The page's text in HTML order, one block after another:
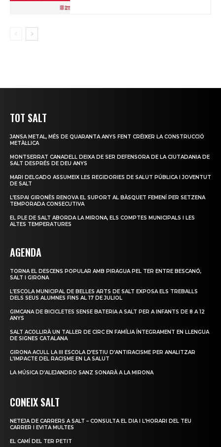
TOT SALT
JANSA METAL, MÉS DE QUARANTA ANYS FENT CRÉIXER LA CONSTRUCCIÓ
METÀL·LICA
MONTSERRAT CANADELL DEIXA DE SER DEFENSORA DE LA CIUTADANIA DE
SALT DESPRÉS DE DEU ANYS
MARI DELGADO ASSUMEIX LES REGIDORIES DE SALUT PÚBLICA I JOVENTUT
DE SALT
L’ESPAI GIRONÈS RENOVA EL SUPORT AL BÀSQUET FEMENÍ PER SETZENA
TEMPORADA CONSECUTIVA
EL PLE DE SALT ABORDA LA MIRONA, ELS COMPTES MUNICIPALS I LES
ALTES TEMPERATURES
AGENDA
TORNA EL DESCENS POPULAR AMB PIRAGUA PEL TER ENTRE BESCANÓ,
SALT I GIRONA
L’ESCOLA MUNICIPAL DE BELLES ARTS DE SALT EXPOSA ELS TREBALLS
DELS SEUS ALUMNES FINS AL 17 DE JULIOL
GIMCANA DE BICICLETES SENSE BATERIA A SALT PER A INFANTS DE 8 A 12
ANYS
SALT ACOLLIRÀ UN TALLER DE CIRC EN FAMÍLIA ÍNTEGRAMENT EN LLENGUA
DE SIGNES CATALANA
GIRONA ACULL LA III ESCOLA D’ESTIU D’ANTIRACISME PER ANALITZAR
L’IMPACTE DEL RACISME EN LA SALUT
LA MÚSICA D’ALEJANDRO SANZ SONARÀ A LA MIRONA
CONEIX SALT
NETEJA DE CARRERS A SALT – CONSULTA EL DIA I L’HORARI DEL TEU
CARRER I EVITA MULTES
EL CAMÍ DEL TER PETIT